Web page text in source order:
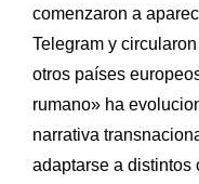
comenzaron a
Telegram y
otros países
rumano» ha
narrativa
adaptarse a distintos